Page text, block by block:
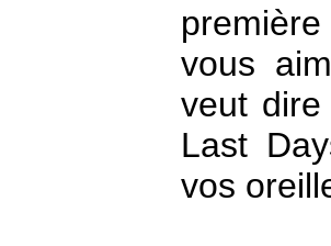
vous
veut
Last
vos